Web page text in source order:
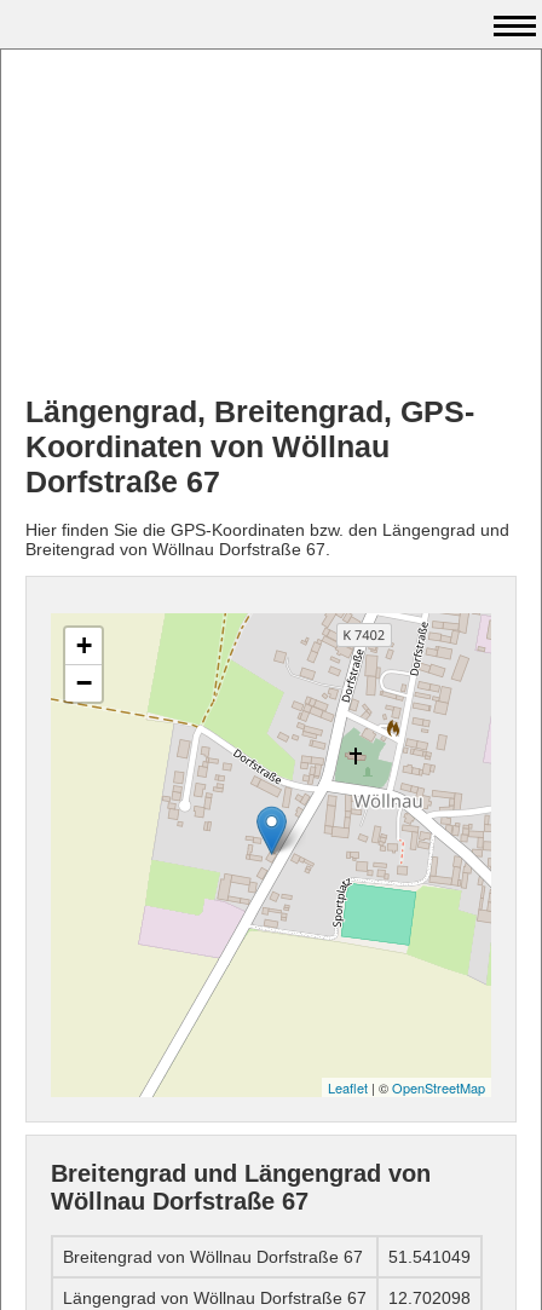
Längengrad, Breitengrad, GPS-
Koordinaten von Wöllnau
Dorfstraße 67
Hier finden Sie die GPS-Koordinaten bzw. den Längengrad und
Breitengrad von Wöllnau Dorfstraße 67.
+
−
Leaflet | ©OpenStreetMap
Breitengrad und Längengrad von
Wöllnau Dorfstraße 67
Breitengrad von Wöllnau Dorfstraße 67 51.541049
Längengrad von Wöllnau Dorfstraße 67 12.702098